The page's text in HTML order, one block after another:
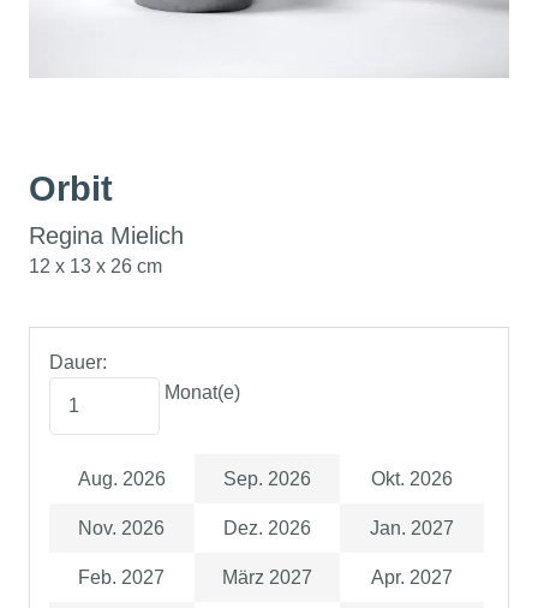
Orbit
Regina Mielich
12 x 13 x 26 cm
Dauer:
Monat(e)
Aug. 2026 Sep. 2026 Okt. 2026
Nov. 2026 Dez. 2026 Jan. 2027
Feb. 2027 März 2027 Apr. 2027